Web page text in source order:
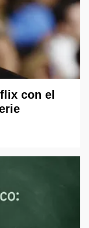
con el